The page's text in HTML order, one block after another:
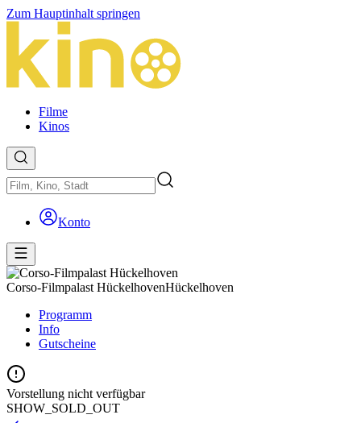
Zum Hauptinhalt springen
Filme
Kinos
Konto
Corso-Filmpalast HückelhovenHückelhoven
Programm
Info
Gutscheine
Vorstellung nicht verfügbar
SHOW_SOLD_OUT